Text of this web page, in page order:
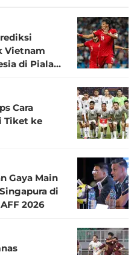
Vietnam
di Piala
Cara
Tiket ke
Gaya Main
di
2026